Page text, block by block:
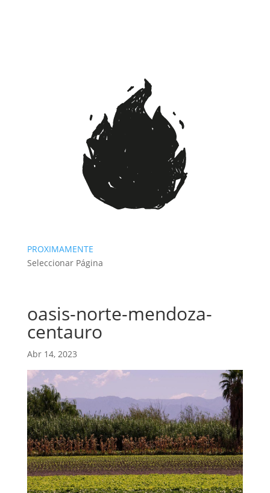
PROXIMAMENTE
Seleccionar Página
oasis-norte-mendoza-
centauro
Abr 14, 2023